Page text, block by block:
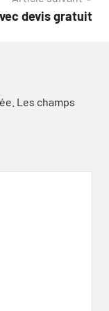
devis gratuit
Les champs